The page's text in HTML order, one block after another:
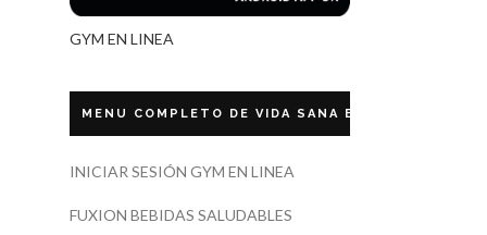
GYM EN LINEA
MENU COMPLETO DE VIDA SANA ECUADOR
INICIAR SESIÓN GYM EN LINEA
FUXION BEBIDAS SALUDABLES